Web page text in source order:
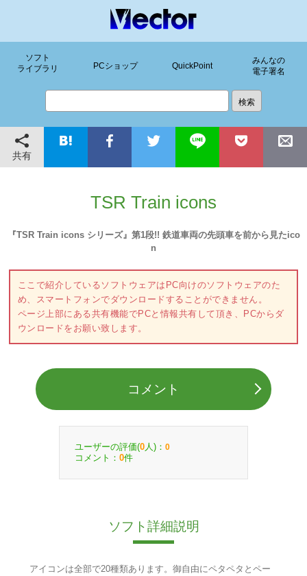
ソフト
ライブラリ
PCショップ QuickPoint
みんなの
電子署名
共有
TSR Train icons
『TSR Train icons シリーズ』第1段!! 鉄道車両の先頭車を前から見たico
n
ここで紹介しているソフトウェアはPC向けのソフトウェアのた
め、スマートフォンでダウンロードすることができません。
ページ上部にある共有機能でPCと情報共有して頂き、PCからダ
ウンロードをお願い致します。
コメント
ユーザーの評価(0 人)： 0
コメント： 0件
ソフト詳細説明
アイコンは全部で20種類あります。御自由にペタペタとペー